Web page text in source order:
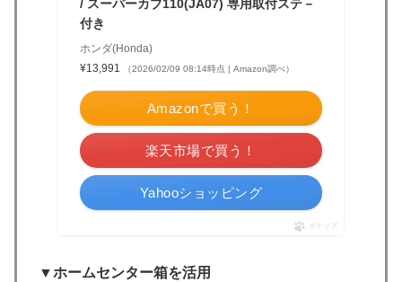
/ スーパーカブ110(JA07) 専用取付ステ－
付き
ホンダ(Honda)
¥13,991
（2026/02/09 08:14時点 | Amazon調べ）
Amazonで買う！
楽天市場で買う！
Yahooショッピング
ポチップ
▼ホームセンター箱を活用